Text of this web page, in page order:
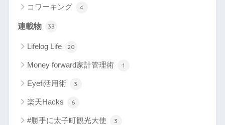
コワーキング 4
連載物 33
Lifelog Life 20
Money forward家計管理術 1
Eyefi活用術 3
楽天Hacks 6
#勝手に太子町観光大使 3